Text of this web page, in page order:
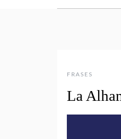
FRASES
La